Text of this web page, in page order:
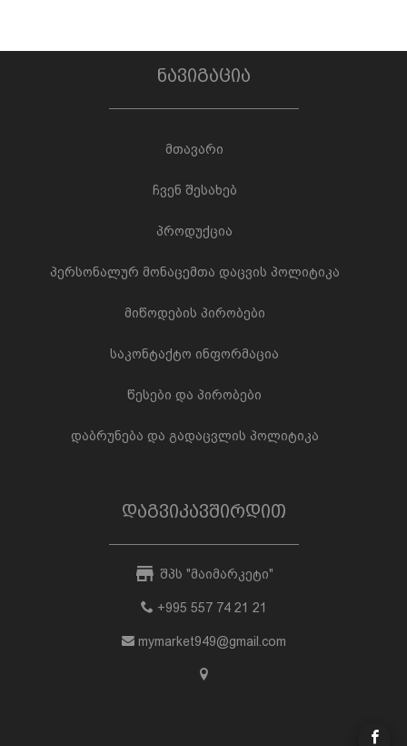
ნავიგაცია
მთავარი
ჩვენ შესახებ
პროდუქცია
პერსონალურ მონაცემთა დაცვის პოლიტიკა
მიწოდების პირობები
საკონტაქტო ინფორმაცია
წესები და პირობები
დაბრუნება და გადაცვლის პოლიტიკა
დაგვიკავშირდით
შპს "მაიმარკეტი"
+995 557 74 21 21
mymarket949@gmail.com